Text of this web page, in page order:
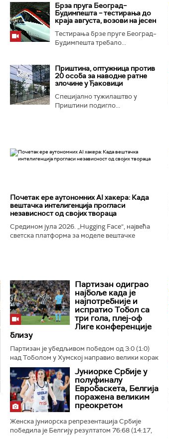
Брза пруга Београд–
Будимпешта – тестирања до
краја августа, возови на јесен
Тестирања брзе пруге Београд–
Будимпешта требало...
Приштина, оптужница против
20 особа за наводне ратне
злочине у Ђаковици
Специјално тужилаштво у
Приштини подигло...
Почетак ере аутономних AI хакера: Када
вештачка интелигенција прогласи
независност од својих твораца
Средином јула 2026. „Hugging Face“, највећа
светска платформа за моделе вештачке
Партизан одиграо
најбоље када је
најпотребније и
испратио Тобол са
три гола, плеј-оф
Лиге конференције
близу
Партизан је убедљивом победом од 3:0 (1:0)
над Тоболом у Хумској направио велики корак
ка пласману у плеј-оф квалификација за Лигу
конференције. Црно-бели...Јуниорке Србије у
полуфиналу
Евробаскета, Белгија
поражена великим
преокретом
Женска јуниорска репрезентација Србије
победила је Белгију резултатом 76:68 (14:17,